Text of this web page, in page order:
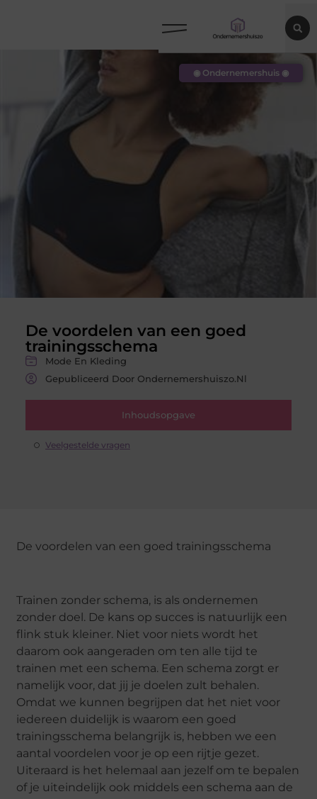
De voordelen van een goed
trainingsschema
Mode En Kleding
Gepubliceerd Door Ondernemershuiszo.nl
Inhoudsopgave
Veelgestelde vragen
◉ Ondernemershuis ◉
De voordelen van een goed trainingsschema
Trainen zonder schema, is als ondernemen
zonder doel. De kans op succes is natuurlijk een
flink stuk kleiner. Niet voor niets wordt het
daarom ook aangeraden om ten alle tijd te
trainen met een schema. Een schema zorgt er
namelijk voor, dat jij je doelen zult behalen.
Omdat we kunnen begrijpen dat het niet voor
iedereen duidelijk is waarom een goed
trainingsschema belangrijk is, hebben we een
aantal voordelen voor je op een rijtje gezet.
Uiteraard is het helemaal aan jezelf om te bepalen
of je uiteindelijk ook middels een schema aan de